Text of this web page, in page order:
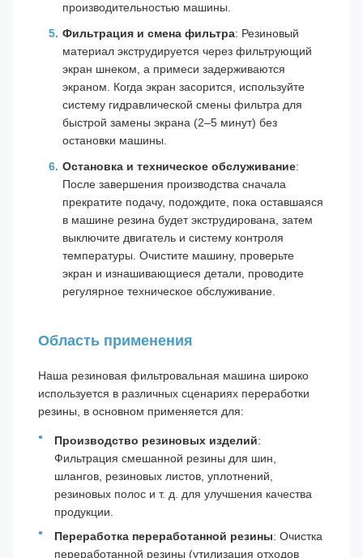
производительностью машины.
Фильтрация и смена фильтра: Резиновый
материал экструдируется через фильтрующий
экран шнеком, а примеси задерживаются
экраном. Когда экран засорится, используйте
систему гидравлической смены фильтра для
быстрой замены экрана (2–5 минут) без
остановки машины.
Остановка и техническое обслуживание:
После завершения производства сначала
прекратите подачу, подождите, пока оставшаяся
в машине резина будет экструдирована, затем
выключите двигатель и систему контроля
температуры. Очистите машину, проверьте
экран и изнашивающиеся детали, проводите
регулярное техническое обслуживание.
Область применения
Наша резиновая фильтровальная машина широко
используется в различных сценариях переработки
резины, в основном применяется для:
Производство резиновых изделий:
Фильтрация смешанной резины для шин,
шлангов, резиновых листов, уплотнений,
резиновых полос и т. д. для улучшения качества
продукции.
Переработка переработанной резины: Очистка
переработанной резины (утилизация отходов